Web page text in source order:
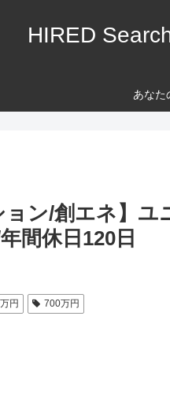
HIRED
あなた
ョン/創エネ】
間休日120日
円 700万円